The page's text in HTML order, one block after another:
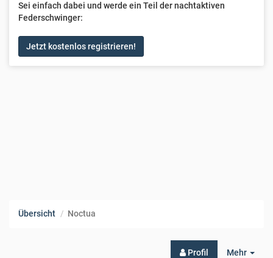
Sei einfach dabei und werde ein Teil der nachtaktiven
Federschwinger:
Jetzt kostenlos registrieren!
Übersicht Noctua
Mehr
Profil